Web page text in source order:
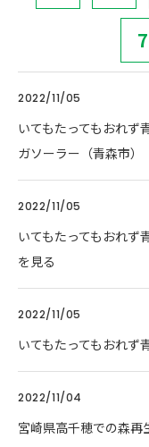
7
2022/11/05
いてもたってもおれ
ガソーラー（青森市）
2022/11/05
いてもたってもおれ
を見る
2022/11/05
いてもたってもおれず
2022/11/04
宮崎県高千穂での森再